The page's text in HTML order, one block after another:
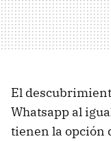
El
Whatsapp al
tienen la opción